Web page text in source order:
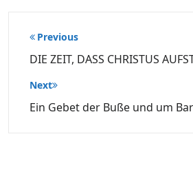
Beitragsnavigation
Previous
DIE ZEIT, DASS CHRISTUS
Next
Ein Gebet der Buße und um